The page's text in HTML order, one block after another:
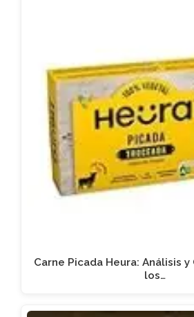
Carne Picada Heura: Análisis
los…